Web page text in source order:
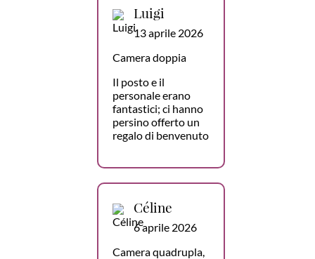
Luigi
13 aprile 2026
Camera doppia
Il posto e il
personale erano
fantastici; ci hanno
persino offerto un
regalo di benvenuto
Céline
6 aprile 2026
Camera quadrupla,